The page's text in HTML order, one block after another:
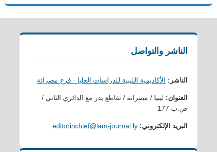
الناشر والتواصل
الناشر: الأكاديمية الليبية للدراسات العليا - فرع مصراتة
العنوان: ليبيا / مصراتة / تقاطع يدر مع الدائري الثاني /
ص.ب 177
البريد الإلكتروني: editorinchief@lam-journal.ly